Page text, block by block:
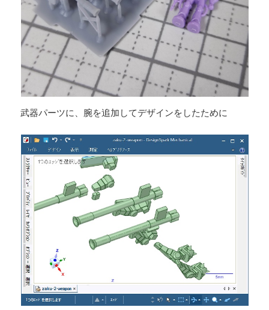
武器パーツに、腕を追加してデザインをしたために